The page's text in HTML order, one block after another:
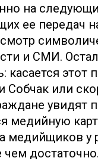
на
ее передач
и СМИ.
касается этот
Собчак или
увидят
медийную
медийщиков у
чем достаточно.